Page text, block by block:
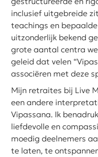
inclusief uitgebreide
teachings en
uitzonderlijk bekend
grote aantal centra
geleid dat velen
associëren met deze
Mijn retraites bij Live
een andere
Vipassana. Ik
liefdevolle en
moedig deelnemers
te laten, te